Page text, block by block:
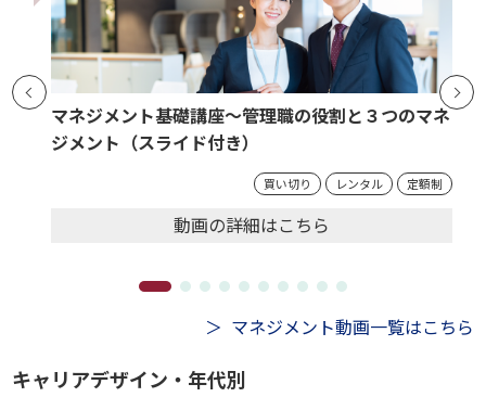
マネジメント基礎講座～管理職の役割と３つのマネ
ジメント（スライド付き）
買い切り レンタル 定額制
動画の詳細はこちら
マネジメント動画一覧はこちら
キャリアデザイン・年代別